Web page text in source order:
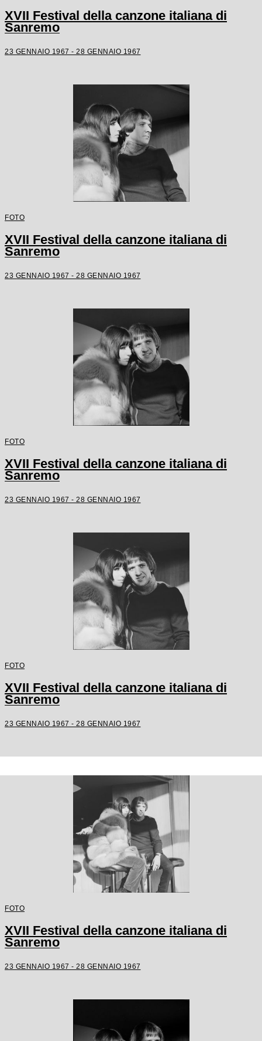
XVII Festival della canzone italiana di
Sanremo
23 GENNAIO 1967 - 28 GENNAIO 1967
FOTO
XVII Festival della canzone italiana di
Sanremo
23 GENNAIO 1967 - 28 GENNAIO 1967
FOTO
XVII Festival della canzone italiana di
Sanremo
23 GENNAIO 1967 - 28 GENNAIO 1967
FOTO
XVII Festival della canzone italiana di
Sanremo
23 GENNAIO 1967 - 28 GENNAIO 1967
FOTO
XVII Festival della canzone italiana di
Sanremo
23 GENNAIO 1967 - 28 GENNAIO 1967